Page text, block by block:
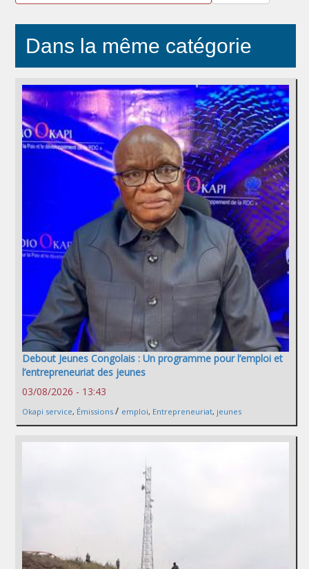
Dans la même catégorie
Debout Jeunes Congolais : Un programme pour l’emploi et
l’entrepreneuriat des jeunes
03/08/2026 - 13:43
Okapi service, Émissions / emploi, Entrepreneuriat, jeunes